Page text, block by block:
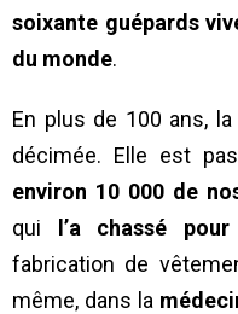
soixante guépards
du monde.
En plus de 100 ans,
décimée. Elle est
environ 10 000 de
qui l’a chassé
fabrication de
même, dans la